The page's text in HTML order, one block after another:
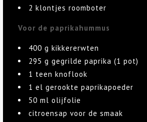
2 klontjes roomboter
Voor de paprikahummus
400 g kikkererwten
295 g gegrilde paprika (1 pot)
1 teen knoflook
1 el gerookte paprikapoeder
50 ml olijfolie
citroensap voor de smaak